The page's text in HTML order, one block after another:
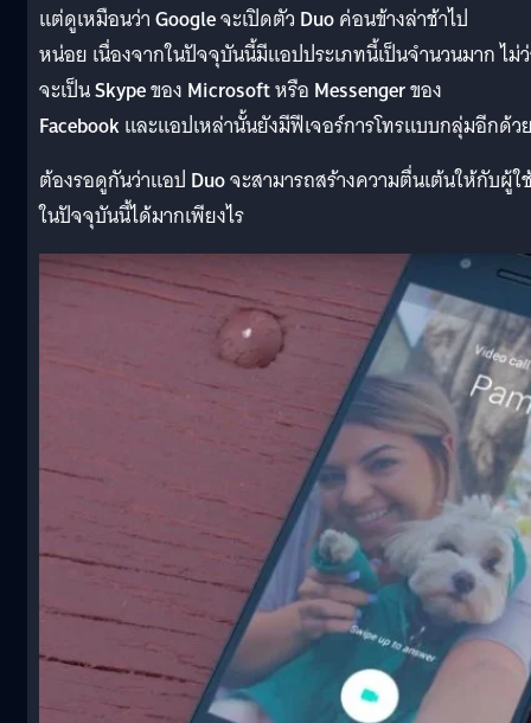
แต่ดูเหมือนว่าGoogleจะเปิดตัว Duoค่อนข้างล่าช้าไป
หน่อย เนื่องจากในปัจจุบันนี้มีแอปประเภทนี้เป็นจำนวนมาก ไม่
จะเป็นSkypeของ Microsoftหรือ Messengerของ
Facebookและแอปเหล่านั้นยังมีฟีเจอร์การโทรแบบกลุ่มอีกด้ว
ต้องรอดูกันว่าแอป Duoจะสามารถสร้างความตื่นเต้นให้กับผู้ใ
ในปัจจุบันนี้ได้มากเพียงไร